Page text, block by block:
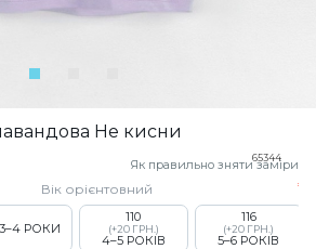
Не кисни
65344
Як правильно зняти заміри
Вік орієнтовний
3–4 РОКИ
110
(+20 ГРН.)
4–5 РОКІВ
116
(+20 ГРН.)
5–6 РОКІВ